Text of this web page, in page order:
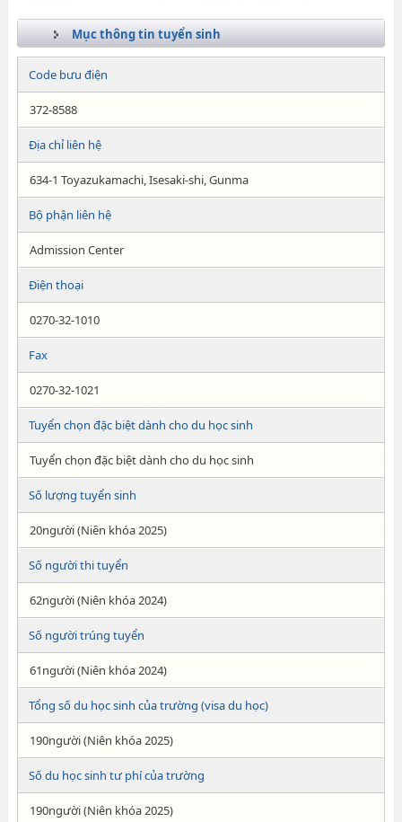
Mục thông tin tuyển sinh
Code bưu điện
372-8588
Địa chỉ liên hệ
634-1 Toyazukamachi, Isesaki-shi, Gunma
Bộ phận liên hệ
Admission Center
Điện thoại
0270-32-1010
Fax
0270-32-1021
Tuyển chọn đặc biệt dành cho du học sinh
Tuyển chọn đặc biệt dành cho du học sinh
Số lượng tuyển sinh
20người (Niên khóa 2025)
Số người thi tuyển
62người (Niên khóa 2024)
Số người trúng tuyển
61người (Niên khóa 2024)
Tổng số du học sinh của trường (visa du học)
190người (Niên khóa 2025)
Số du học sinh tư phí của trường
190người (Niên khóa 2025)